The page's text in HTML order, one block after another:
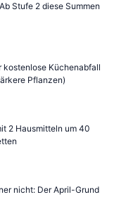
Stufe 2 diese Summen
kostenlose Küchenabfall
Pflanzen)
2 Hausmitteln um 40
nicht: Der April-Grund